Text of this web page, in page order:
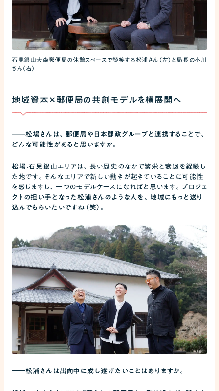
石見銀山大森郵便局の休憩スペースで談笑する松浦さん（左）と局長の小川
さん（右）
地域資本×郵便局の共創モデルを横展開へ
――松場さんは、郵便局や日本郵政グループと連携することで、
どんな可能性があると思いますか。
松場：石見銀山エリアは、長い歴史のなかで繁栄と衰退を経験し
た地です。そんなエリアで新しい動きが起きていることに可能性
を感じますし、一つのモデルケースになればと思います。 プロジェ
クトの担い手となった松浦さんのような人を、地域にもっと送り
込んでもらいたいですね（笑）。
――松浦さんは出向中に成し遂げたいことはありますか。